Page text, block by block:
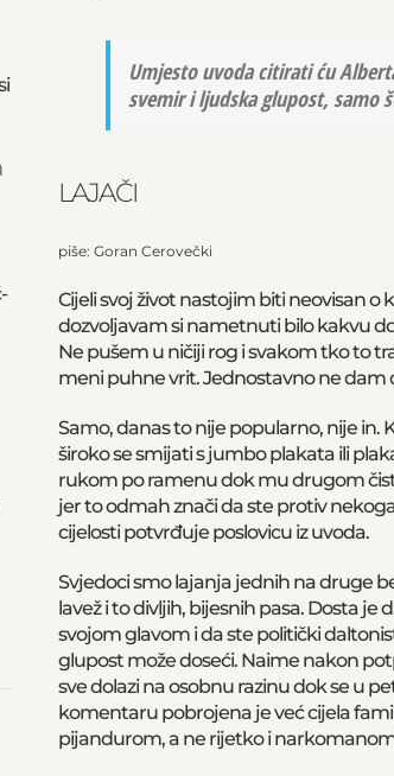
Umjesto uvoda citirati ću
svemir i ljudska glupost, samo
LAJAČI
piše: Goran Cerovečki
Cijeli svoj život nastojim biti neovisan
dozvoljavam si nametnuti bilo kakvu
Ne pušem u ničiji rog i svakom tko to
meni puhne vrit. Jednostavno ne dam
Samo, danas to nije popularno, nije in.
široko se smijati s jumbo plakata ili
rukom po ramenu dok mu drugom
jer to odmah znači da ste protiv
cijelosti potvrđuje poslovicu iz uvoda.
Svjedoci smo lajanja jednih na druge
lavež i to divljih, bijesnih pasa. Dosta
svojom glavom i da ste politički
glupost može doseći. Naime nakon
sve dolazi na osobnu razinu dok se u
komentaru pobrojena je već cijela
pijandurom, a ne rijetko i